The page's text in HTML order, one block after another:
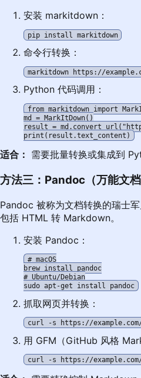
安装 markitdown：
pip install markitdown
命令行转换：
Python 代码调用：
from markitdown import
md = MarkItDown()
result =
适合： 需要批量转换或集成到
方法三：Pandoc（万能文档
Pandoc 被称为文档转换的瑞士
包括 HTML 转 Markdown。
安装 Pandoc：
# macOS
brew install pandoc
# Ubuntu/Debian
抓取网页并转换：
用 GFM（GitHub 风格